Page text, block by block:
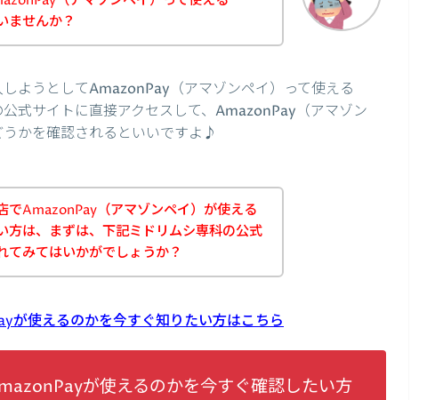
ませんか？
ようとしてAmazonPay（アマゾンペイ）って使える
式サイトに直接アクセスして、AmazonPay（アマゾン
かを確認されるといいですよ♪
でAmazonPay（アマゾンペイ）が使える
方は、まずは、下記ミドリムシ専科の公式
てみてはいかがでしょうか？
が使えるのかを今すぐ知りたい方はこちら
が使えるのかを今すぐ確認したい方